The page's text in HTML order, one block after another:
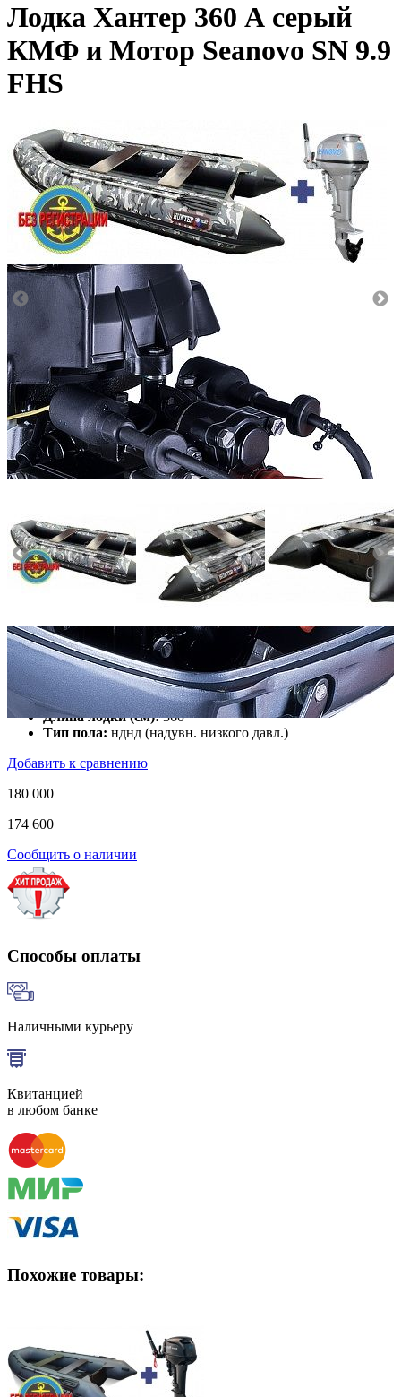
Лодка Хантер 360 А серый
КМФ и Мотор Seanovo SN 9.9
FHS
Количество мест:4
Масса комплекта:81
Мощность мотора:9.9
Тактность двигателя:2
Длина лодки (см):360
Тип пола: нднд (надувн. низкого давл.)
Добавить к сравнению
180 000
174 600
Сообщить о наличии
Способы оплаты
Наличными курьеру
Квитанцией
в любом банке
Похожие товары: